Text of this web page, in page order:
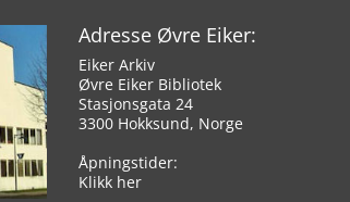
Adresse Øvre Eiker:
Eiker Arkiv
Øvre Eiker Bibliotek
Stasjonsgata 24
3300 Hokksund, Norge
Åpningstider:
Klikk her